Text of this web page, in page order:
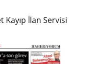
Kayıp İlan Servisi